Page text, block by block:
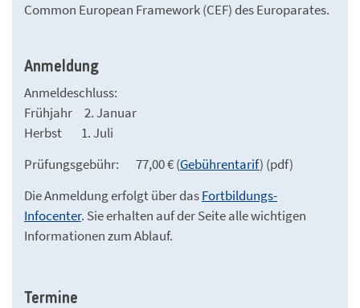
Common European Framework (CEF) des Europarates.
Anmeldung
Anmeldeschluss:
Frühjahr 2. Januar
Herbst 1. Juli
Prüfungsgebühr: 77,00 € (Gebührentarif) (pdf)
Die Anmeldung erfolgt über dasFortbildungs-
Infocenter. Sie erhalten auf der Seite alle wichtigen
Informationen zum Ablauf.
Termine